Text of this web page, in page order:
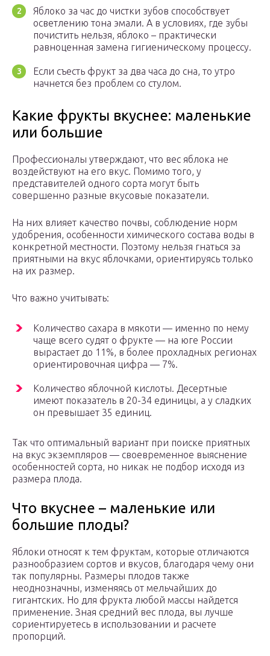
Яблоко за час до чистки зубов способствует
осветлению тона эмали. А в условиях, где зубы
почистить нельзя, яблоко – практически
равноценная замена гигиеническому процессу.
Если съесть фрукт за два часа до сна, то утро
начнется без проблем со стулом.
Какие фрукты вкуснее: маленькие
или большие
Профессионалы утверждают, что вес яблока не
воздействуют на его вкус. Помимо того, у
представителей одного сорта могут быть
совершенно разные вкусовые показатели.
На них влияет качество почвы, соблюдение норм
удобрения, особенности химического состава воды в
конкретной местности. Поэтому нельзя гнаться за
приятными на вкус яблочками, ориентируясь только
на их размер.
Что важно учитывать:
Количество сахара в мякоти — именно по нему
чаще всего судят о фрукте — на юге России
вырастает до 11%, в более прохладных регионах
ориентировочная цифра — 7%.
Количество яблочной кислоты. Десертные
имеют показатель в 20-34 единицы, а у сладких
он превышает 35 единиц.
Так что оптимальный вариант при поиске приятных
на вкус экземпляров — своевременное выяснение
особенностей сорта, но никак не подбор исходя из
размера плода.
Что вкуснее – маленькие или
большие плоды?
Яблоки относят к тем фруктам, которые отличаются
разнообразием сортов и вкусов, благодаря чему они
так популярны. Размеры плодов также
неоднозначны, изменяясь от мельчайших до
гигантских. Но для фрукта любой массы найдется
применение. Зная средний вес плода, вы лучше
сориентируетесь в использовании и расчете
пропорций.